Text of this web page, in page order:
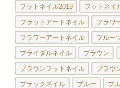
フットネイル2019 フットネイ
フラットアートネイル フラワ
フラワーアートネイル フルー
ブライダルネイル ブラウン
ブラウンフットネイル ブラウ
ブラックネイル ブルー ブ